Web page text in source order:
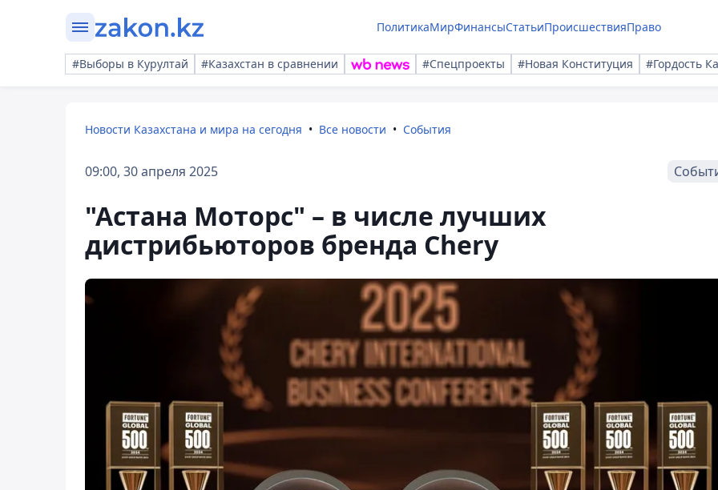
ПолитикаМирФинансыСтатьиПроисшествияПраво
#Выборы в Курултай #Казахстан в сравнении #Спецпроекты #Новая Конституция #Гордость
Новости Казахстана и мира на сегодня Все новости События
09:00, 30 апреля 2025
"Астана Моторс" – в числе лучших
дистрибьюторов бренда Chery